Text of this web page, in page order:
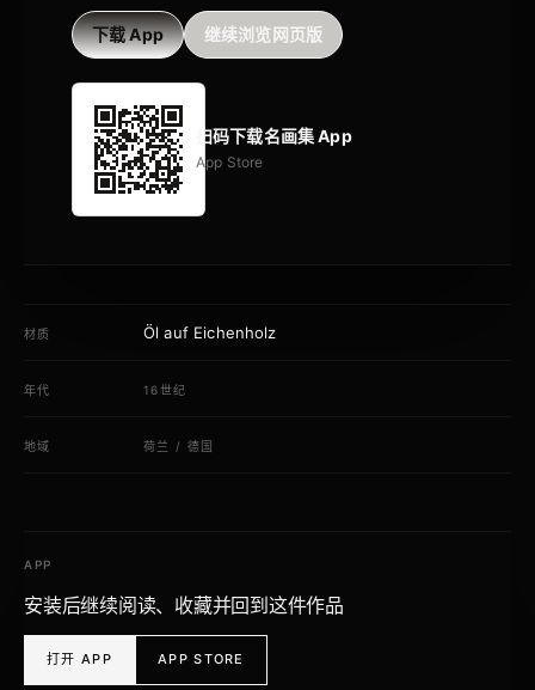
下载 App 继续浏览网页版
扫码下载名画集 App
App Store
材质 Öl auf Eichenholz
年代 16世纪
地域 荷兰 /德国
APP
安装后继续阅读、收藏并回到这件作品
打开 APP APP STORE